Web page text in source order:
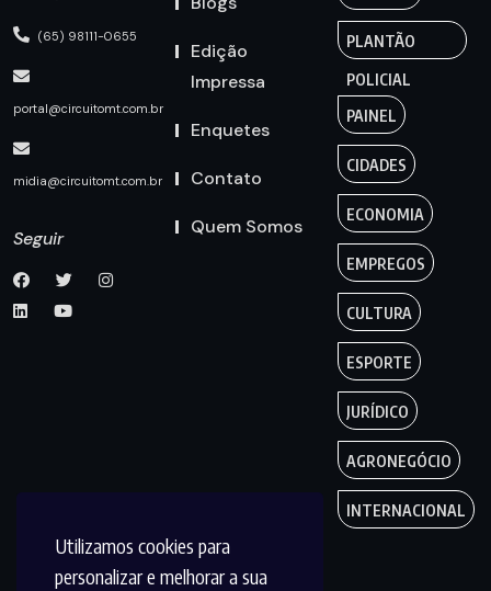
Utilizamos cookies para
personalizar e melhorar a sua
(65) 98111-0655
portal@circuitomt.com.br
midia@circuitomt.com.br
Seguir
Edição
Impressa
Enquetes
Contato
Quem Somos
PLANTÃO
POLICIAL
PAINEL
CIDADES
ECONOMIA
EMPREGOS
CULTURA
ESPORTE
JURÍDICO
AGRONEGÓCIO
INTERNACIONAL